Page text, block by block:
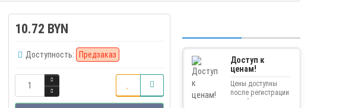
10.72 BYN
Доступность: Предзаказ
Доступ к
ценам!
Цены доступны
после регистрации
на сайте.